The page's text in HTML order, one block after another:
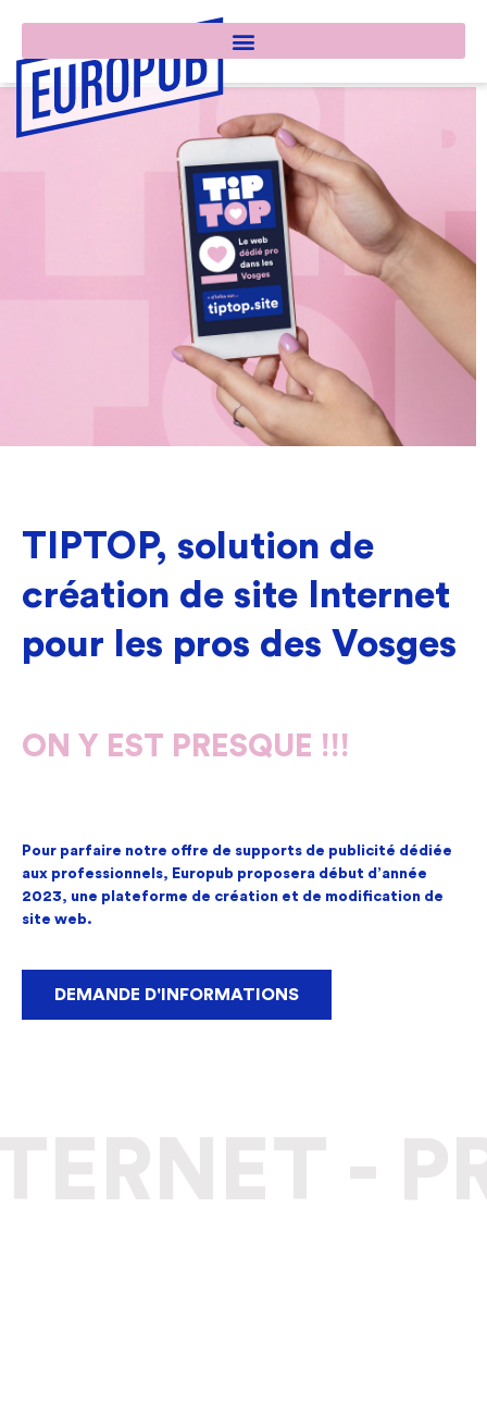
TIPTOP, solution de
création de site Internet
pour les pros des Vosges
ON Y EST PRESQUE !!!
Pour parfaire notre offre de supports de publicité dédiée
aux professionnels, Europub proposera début d’année
2023, une plateforme de création et de modification de
site web.
DEMANDE D'INFORMATIONS